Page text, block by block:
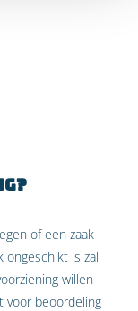
of een zaak
ongeschikt is zal
willen
voor beoordeling